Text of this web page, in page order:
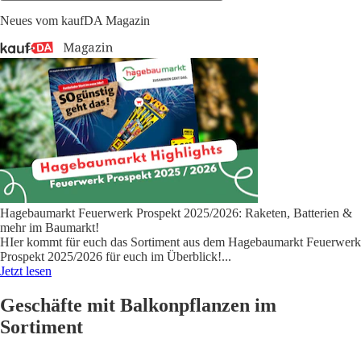
Neues vom kaufDA Magazin
Hagebaumarkt Feuerwerk Prospekt 2025/2026: Raketen, Batterien &
mehr im Baumarkt!
HIer kommt für euch das Sortiment aus dem Hagebaumarkt Feuerwerk
Prospekt 2025/2026 für euch im Überblick!...
Jetzt lesen
Geschäfte mit Balkonpflanzen im
Sortiment